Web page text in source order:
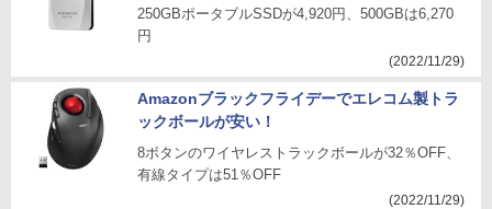
250GBポータブルSSDが4,920円、500GBは6,270
円
(2022/11/29)
Amazonブラックフライデーでエレコム製トラ
ックボールが安い！
8ボタンのワイヤレストラックボールが32％OFF、
有線タイプは51％OFF
(2022/11/29)